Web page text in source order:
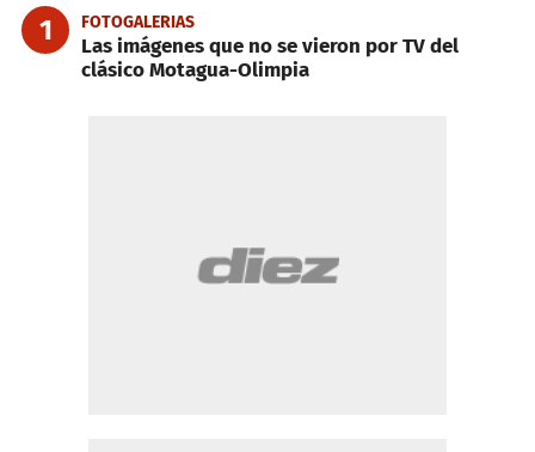
1 FOTOGALERIAS
Las imágenes que no se vieron por TV del
clásico Motagua-Olimpia